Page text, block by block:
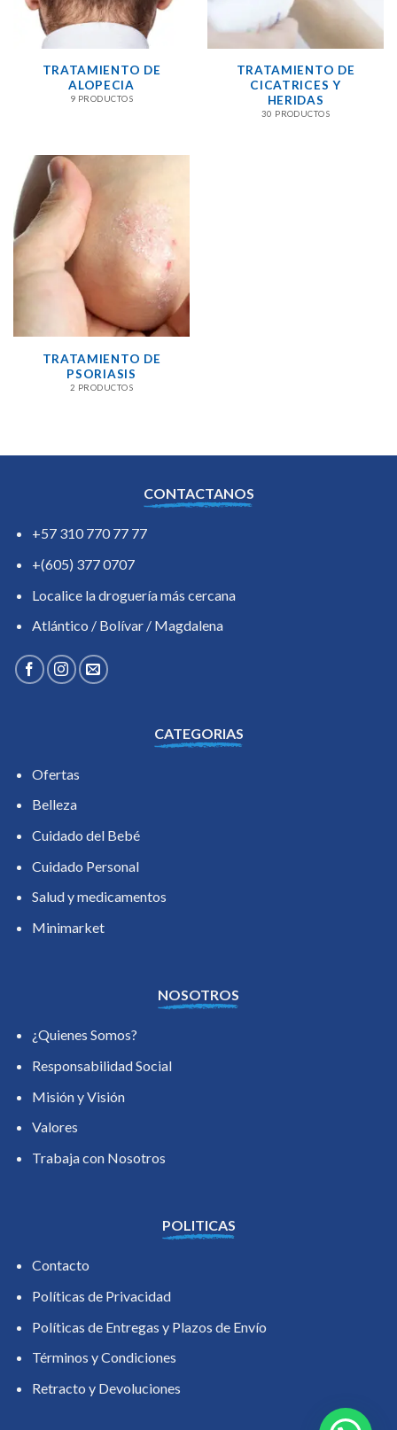
TRATAMIENTO DE
ALOPECIA
9 PRODUCTOS
TRATAMIENTO DE
CICATRICES Y
HERIDAS
30 PRODUCTOS
TRATAMIENTO DE
PSORIASIS
2 PRODUCTOS
CONTACTANOS
+57 310 770 77 77
+(605) 377 0707
Localice la droguería más cercana
Atlántico / Bolívar / Magdalena
CATEGORIAS
Ofertas
Belleza
Cuidado del Bebé
Cuidado Personal
Salud y medicamentos
Minimarket
NOSOTROS
¿Quienes Somos?
Responsabilidad Social
Misión y Visión
Valores
Trabaja con Nosotros
POLITICAS
Contacto
Políticas de Privacidad
Políticas de Entregas y Plazos de Envío
Términos y Condiciones
Retracto y Devoluciones